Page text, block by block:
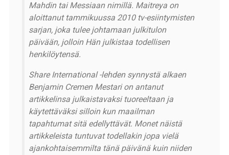
Mahdin tai Messiaan nimillä. Maitreya on
aloittanut tammikuussa 2010 tv-esiintymisten
sarjan, joka tulee johtamaan julkitulon
päivään, jolloin Hän julkistaa todellisen
henkilöytensä.
Share International -lehden synnystä alkaen
Benjamin Cremen Mestari on antanut
artikkelinsa julkaistavaksi tuoreeltaan ja
käytettäväksi silloin kun maailman
tapahtumat sitä edellyttävät. Monet näistä
artikkeleista tuntuvat todellakin jopa vielä
ajankohtaisemmilta tänä päivänä kuin niiden